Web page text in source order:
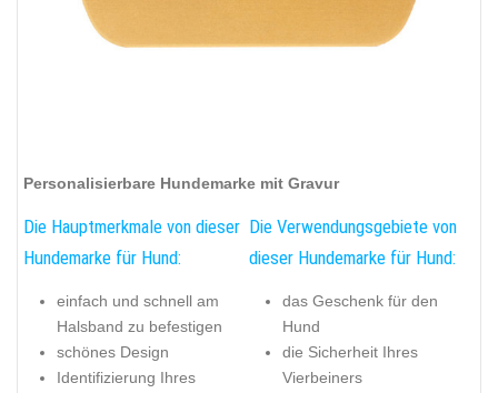
Personalisierbare Hundemarke mit Gravur
Die Hauptmerkmale von dieser
Hundemarke für Hund:
einfach und schnell am
Halsband zu befestigen
schönes Design
Identifizierung Ihres
Die Verwendungsgebiete von
dieser Hundemarke für Hund:
das Geschenk für den
Hund
die Sicherheit Ihres
Vierbeiners